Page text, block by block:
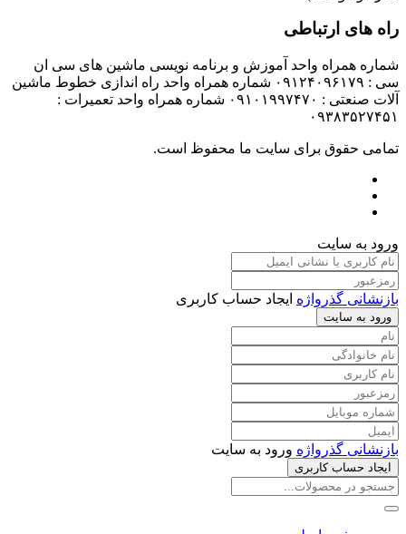
راه های ارتباطی
شماره همراه واحد آموزش و برنامه نویسی ماشین های سی ان
سی : ۰۹۱۲۴۰۹۶۱۷۹ شماره همراه واحد راه اندازی خطوط ماشین
آلات صنعتی : ۰۹۱۰۱۹۹۷۴۷۰ شماره همراه واحد تعمیرات :
۰۹۳۸۳۵۲۷۴۵۱
تمامی حقوق برای سایت ما محفوظ است.
ورود به سایت
بازنشانی گذرواژه ایجاد حساب کاربری
ورود به سایت
بازنشانی گذرواژه ورود به سایت
ایجاد حساب کاربری